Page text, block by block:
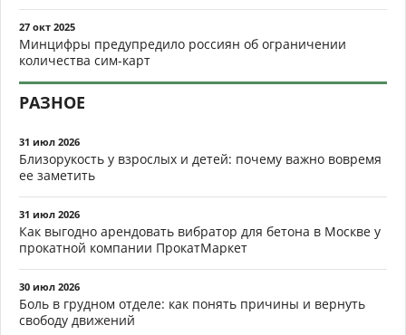
27 окт 2025
Минцифры предупредило россиян об ограничении
количества сим-карт
РАЗНОЕ
31 июл 2026
Близорукость у взрослых и детей: почему важно вовремя
ее заметить
31 июл 2026
Как выгодно арендовать вибратор для бетона в Москве у
прокатной компании ПрокатМаркет
30 июл 2026
Боль в грудном отделе: как понять причины и вернуть
свободу движений